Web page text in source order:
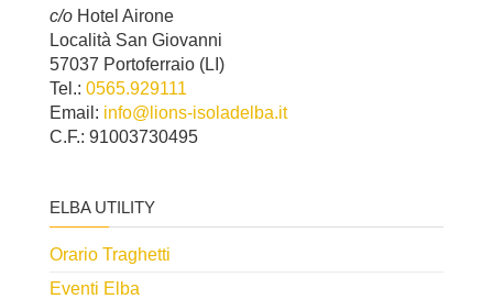
c/o Hotel Airone
Località San Giovanni
57037 Portoferraio (LI)
Tel.: 0565.929111
Email: info@lions-isoladelba.it
C.F.: 91003730495
ELBA UTILITY
Orario Traghetti
Eventi Elba